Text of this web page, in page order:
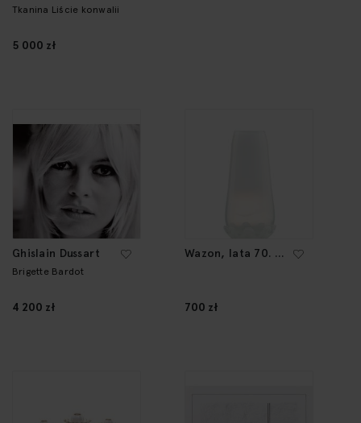
Flanczewska-
Tkanina Liście konwalii
5 000 zł
Ghislain Dussart
Brigette Bardot
4 200 zł
Wazon, lata 70. XX
700 zł